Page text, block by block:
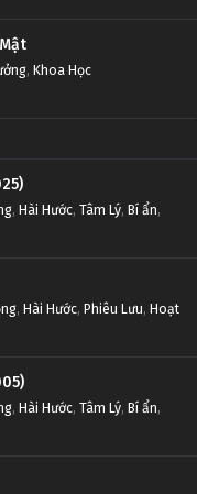
, Khoa Học
, Hài Hước, Tâm Lý, Bí ẩn,
, Hài Hước, Phiêu Lưu, Hoạt
, Hài Hước, Tâm Lý, Bí ẩn,